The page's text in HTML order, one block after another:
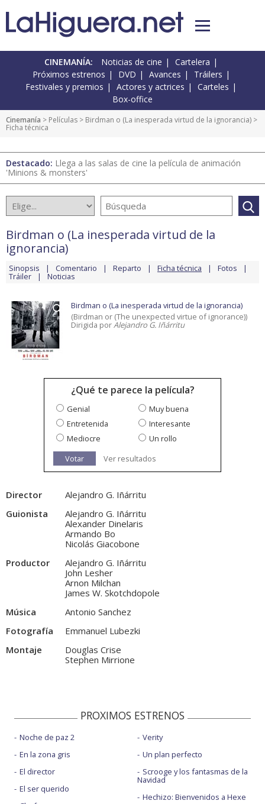
CINEMANÍA: Noticias de cine
Cartelera
Próximos estrenos
DVD Avances
Tráilers
Festivales y premios
Actores y actrices
Carteles
Box-office
Cinemanía > Películas > Birdman o (La inesperada virtud de la ignorancia) >
Ficha técnica
Destacado: Llega a las salas de cine la película de animación
'Minions & monsters'
Birdman o (La inesperada virtud de la
ignorancia)
Sinopsis Comentario Reparto Ficha técnica Fotos
Tráiler Noticias
Birdman o (La inesperada virtud de la ignorancia)
(Birdman or (The unexpected virtue of ignorance))
Dirigida porAlejandro G. Iñárritu
¿Qué te parece la película?
Genial
Muy buena
Entretenida
Interesante
Mediocre
Un rollo
Votar
Ver resultados
Director
Alejandro G. Iñárritu
Guionista
Alejandro G. Iñárritu
Alexander Dinelaris
Armando Bo
Nicolás Giacobone
Productor
Alejandro G. Iñárritu
John Lesher
Arnon Milchan
James W. Skotchdopole
Música
Antonio Sanchez
Fotografía
Emmanuel Lubezki
Montaje
Douglas Crise
Stephen Mirrione
PROXIMOS ESTRENOS
Noche de paz 2
En la zona gris
El director
El ser querido
Verity
Un plan perfecto
Scrooge y los fantasmas de la
Navidad
Hechizo: Bienvenidos a Hexe